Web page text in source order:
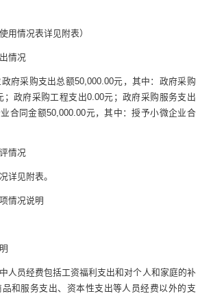
用情况表详见附表）
情况
府采购支出总额50,000.00元，其中：政府采购
；政府采购工程支出0.00元；政府采购服务支出
合同金额50,000.00元，其中：授予小微企业合
情况
详见附表。
情况说明
人员经费包括工资福利支出和对个人和家庭的补
品和服务支出、资本性支出等人员经费以外的支